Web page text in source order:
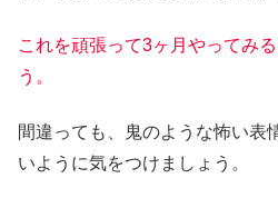
これを頑張って3ヶ月やってみ
う。
間違っても、鬼のような怖い表
いように気をつけましょう。